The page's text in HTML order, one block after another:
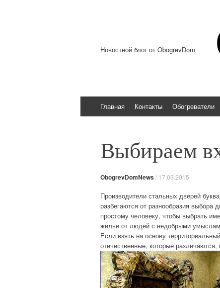
Новостной блог от ObogrevDom
Перейти к содержимому
Главная Контакты Обогреватели
Выбираем
ObogrevDomNews/ 17.03.2015
Производители стальных дверей
разбегаются от разнообразия выбора
простому человеку, чтобы выбрать
жилье от людей с недобрыми
Если взять на основу
отечественные, которые различаются,